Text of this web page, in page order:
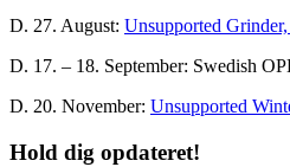
D. 27. August: Unsupported
D. 17. – 18. September: Swedish
D. 20. November: Unsupported
Hold dig opdateret!